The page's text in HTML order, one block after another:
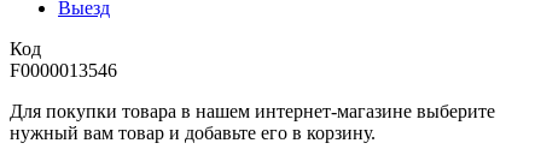
Выезд
Код
F0000013546
Для покупки товара в нашем интернет-магазине выберите
нужный вам товар и добавьте его в корзину.